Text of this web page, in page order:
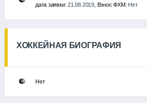
дата заявки:21.08.2019, Взнос ФХМ: Нет
ХОККЕЙНАЯ БИОГРАФИЯ
Нет